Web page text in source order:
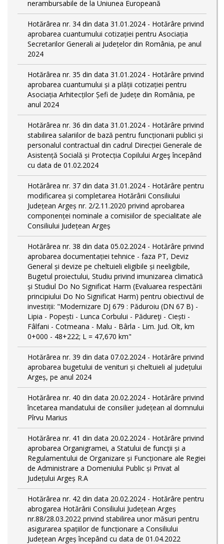
nerambursabile de la Uniunea Europeană
Hotărârea nr. 34 din data 31.01.2024 - Hotărâre privind
aprobarea cuantumului cotizației pentru Asociația
Secretarilor Generali ai Județelor din România, pe anul
2024
Hotărârea nr. 35 din data 31.01.2024 - Hotărâre privind
aprobarea cuantumului și a plății cotizației pentru
Asociația Arhitecților Șefi de Județe din România, pe
anul 2024
Hotărârea nr. 36 din data 31.01.2024 - Hotărâre privind
stabilirea salariilor de bază pentru funcționarii publici și
personalul contractual din cadrul Direcției Generale de
Asistență Socială și Protecția Copilului Argeş începând
cu data de 01.02.2024
Hotărârea nr. 37 din data 31.01.2024 - Hotărâre pentru
modificarea și completarea Hotărârii Consiliului
Județean Argeș nr. 2/2.11.2020 privind aprobarea
componenței nominale a comisiilor de specialitate ale
Consiliului Județean Argeș
Hotărârea nr. 38 din data 05.02.2024 - Hotărâre privind
aprobarea documentației tehnice - faza PT, Deviz
General și devize pe cheltuieli eligibile și neeligibile,
Bugetul proiectului, Studiu privind imunizarea climatică
și Studiul Do No Significat Harm (Evaluarea respectării
principiului Do No Significat Harm) pentru obiectivul de
investiții: "Modernizare DJ 679 : Păduroiu (DN 67 B) -
Lipia - Popești - Lunca Corbului - Pădureţi - Ciești -
Fâlfani - Cotmeana - Malu - Bârla - Lim. Jud. Olt, km
0+000 - 48+222; L = 47,670 km"
Hotărârea nr. 39 din data 07.02.2024 - Hotărâre privind
aprobarea bugetului de venituri și cheltuieli al județului
Argeș, pe anul 2024
Hotărârea nr. 40 din data 20.02.2024 - Hotărâre privind
încetarea mandatului de consilier județean al domnului
Pîrvu Marius
Hotărârea nr. 41 din data 20.02.2024 - Hotărâre privind
aprobarea Organigramei, a Statului de funcţii și a
Regulamentului de Organizare și Funcționare ale Regiei
de Administrare a Domeniului Public și Privat al
Județului Argeș R.A
Hotărârea nr. 42 din data 20.02.2024 - Hotărâre pentru
abrogarea Hotărârii Consiliului Județean Argeș
nr.88/28.03.2022 privind stabilirea unor măsuri pentru
asigurarea spațiilor de funcționare a Consiliului
Județean Argeș începând cu data de 01.04.2022